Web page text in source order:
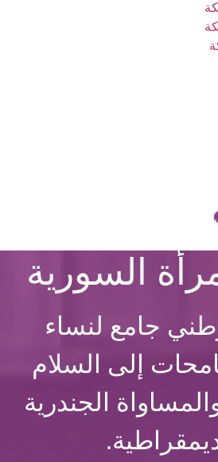
السورية
جامع لنساء
إلى السلام
الجندرية